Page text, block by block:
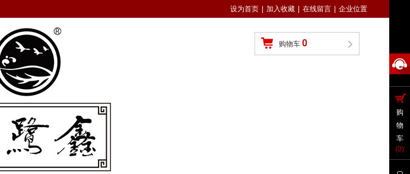
购物车 0
设为首页 加入收藏 在线留言 企业位置
购
物
车
(0)